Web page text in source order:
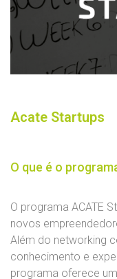
Acate Startups
O que é o
O programa ACATE
novos
Além do networking
conhecimento e
programa oferece